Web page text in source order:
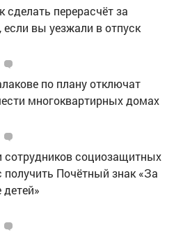
перерасчёт за
вы уезжали в отпуск
по плану отключат
многоквартирных домах
сотрудников социозащитных
Почётный знак «За